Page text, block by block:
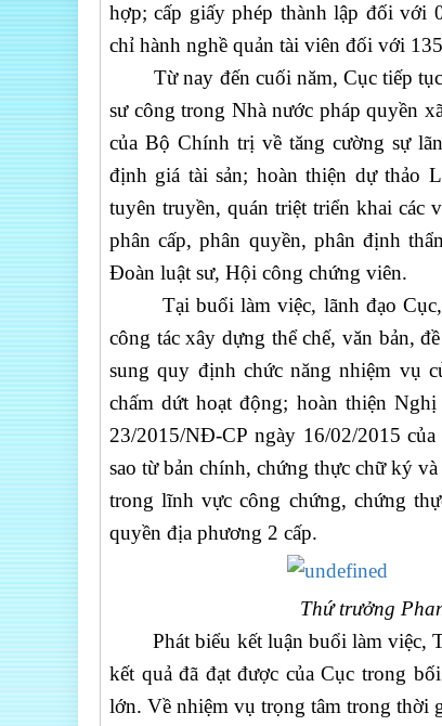
hợp; cấp giấy phép thành lập đối với
chỉ hành nghề quản tài viên đối với
Từ nay đến cuối năm, Cục tiếp tục
sư công trong Nhà nước pháp quyền
của Bộ Chính trị về tăng cường sự
định giá tài sản; hoàn thiện dự thảo
tuyên truyền, quán triệt triển khai các
phân cấp, phân quyền, phân định
Đoàn luật sư, Hội công chứng viên.
Tại buổi làm việc, lãnh đạo Cục,
công tác xây dựng thể chế, văn bản,
sung quy định chức năng nhiệm vụ
chấm dứt hoạt động; hoàn thiện
23/2015/NĐ-CP ngày 16/02/2015
sao từ bản chính, chứng thực chữ ký
trong lĩnh vực công chứng, chứng
quyền địa phương 2 cấp.
Thứ trưởng
Phát biểu kết luận buổi làm việc,
kết quả đã đạt được của Cục trong
lớn. Về nhiệm vụ trọng tâm trong thời